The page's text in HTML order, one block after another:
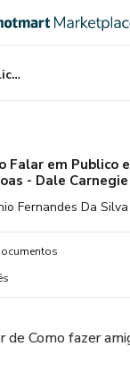
Como Falar em Publico e Encantar pessoas - Dale Carnegie Training
Falar em Publico
- Dale
Fernandes Da Silva
de Como fazer